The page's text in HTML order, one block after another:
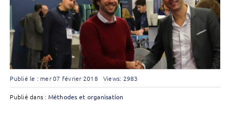
Publié le : mer 07 février 2018 Views: 2983
Publié dans : Méthodes et organisation